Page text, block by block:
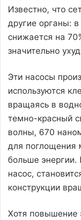
Известно, что
другие органы:
снижается на
значительно
Эти насосы
используются
вращаясь в
темно-красный
волны, 670
для поглощения
больше
насос,
конструкции
Хотя повышение